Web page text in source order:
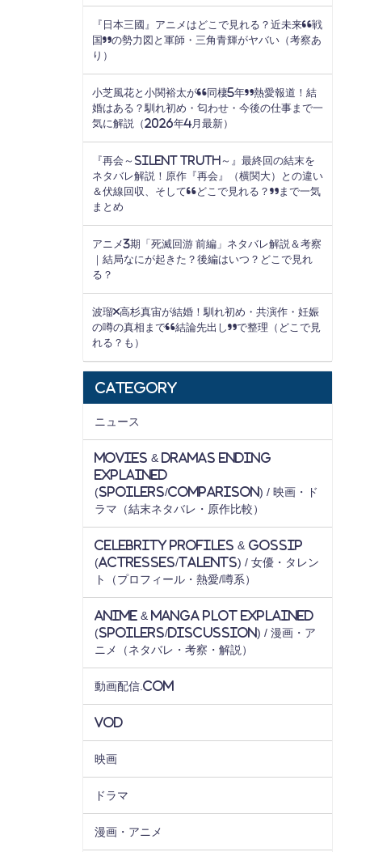
『日本三國』アニメはどこで見れる？近未来“戦
国”の勢力図と軍師・三角青輝がヤバい（考察あ
り）
小芝風花と小関裕太が“同棲5年”熱愛報道！結
婚はある？馴れ初め・匂わせ・今後の仕事まで一
気に解説（2026年4月最新）
『再会～Silent Truth～』最終回の結末を
ネタバレ解説！原作『再会』（横関大）との違い
＆伏線回収、そして“どこで見れる？”まで一気
まとめ
アニメ3期「死滅回游 前編」ネタバレ解説＆考察
｜結局なにが起きた？後編はいつ？どこで見れ
る？
波瑠×高杉真宙が結婚！馴れ初め・共演作・妊娠
の噂の真相まで“結論先出し”で整理（どこで見
れる？も）
Category
ニュース
Movies & Dramas Ending
Explained
(Spoilers/Comparison) / 映画・ド
ラマ（結末ネタバレ・原作比較）
Celebrity Profiles & Gossip
(Actresses/Talents) / 女優・タレン
ト（プロフィール・熱愛/噂系）
Anime & Manga Plot Explained
(Spoilers/Discussion) / 漫画・ア
ニメ（ネタバレ・考察・解説）
動画配信.com
VOD
映画
ドラマ
漫画・アニメ